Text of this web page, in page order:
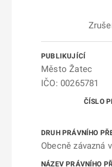
Město Žatec
IČO: 00265781
Obecně závazná